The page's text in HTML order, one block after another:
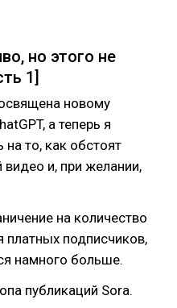
но этого не
1]
новому
а теперь я
то, как обстоят
видео и, при желании,
на количество
платных подписчиков,
намного больше.
публикаций Sora.